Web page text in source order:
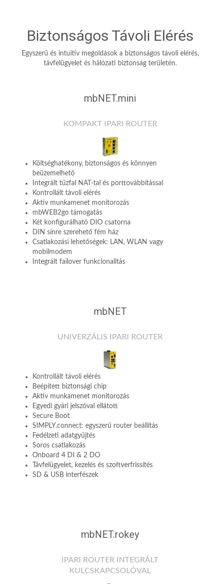
Biztonságos Távoli Elérés
Egyszerű és intuitív megoldások a biztonságos távoli elérés,
távfelügyelet és hálózati biztonság területén.
mbNET.mini
KOMPAKT IPARI ROUTER
Költséghatékony, biztonságos és könnyen
beüzemelhető
Integrált tűzfal NAT-tal és porttovábbítással
Kontrollált távoli elérés
Aktív munkamenet monitorozás
mbWEB2go támogatás
Két konfigurálható DIO csatorna
DIN sínre szerehető fém ház
Csatlakozási lehetőségek: LAN, WLAN vagy
mobilmodem
Integrált failover funkcionalitás
mbNET
UNIVERZÁLIS IPARI ROUTER
Kontrollált távoli elérés
Beépített biztonsági chip
Aktív munkamenet monitorozás
Egyedi gyári jelszóval ellátott
Secure Boot
SIMPLY.connect: egyszerű router beállítás
Fedélzeti adatgyűjtés
Soros csatlakozás
Onboard 4 DI & 2 DO
Távfelügyelet, kezelés és szoftverfrissítés
SD & USB interfészek
mbNET.rokey
IPARI ROUTER INTEGRÁLT
KULCSKAPCSOLÓVAL